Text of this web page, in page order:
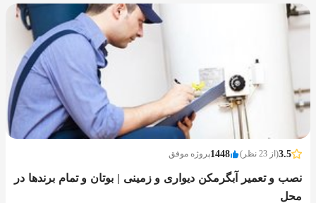
3.5(از 23 نظر) 1448پروژه موفق
نصب و تعمیر آبگرمکن دیواری و زمینی | بوتان و تمام برندها در
محل